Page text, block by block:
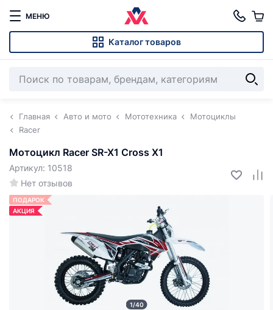
МЕНЮ
Каталог товаров
Главная Авто и мото Мототехника
Мотоциклы
Racer
Мотоцикл Racer SR-X1 Cross X1
Нет отзывов
Артикул: 10518
ПОДАРОК
АКЦИЯ
1/40